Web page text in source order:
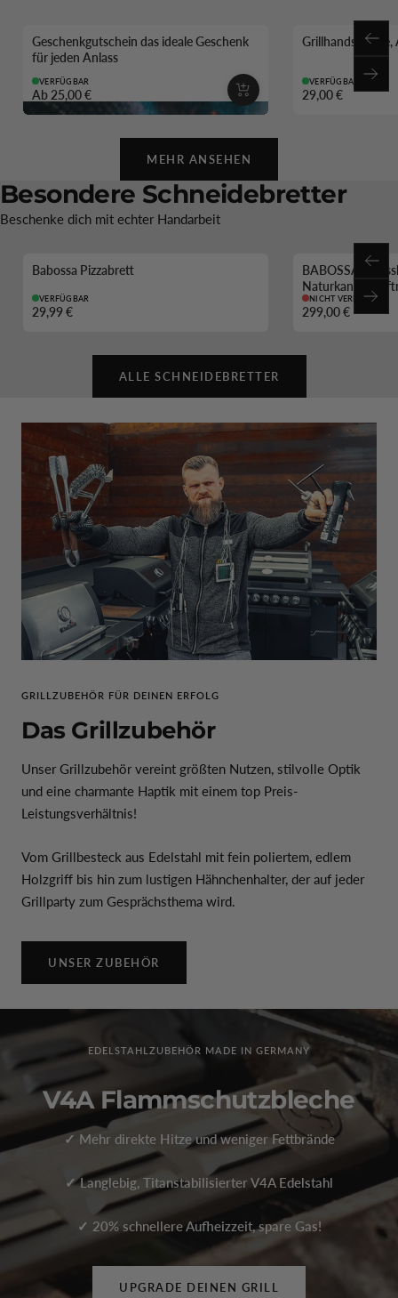
Geschenkgutschein das ideale Geschenk
für jeden Anlass
VERFÜGBAR
Ab 25,00 €
Grillhandschuhe,
VERFÜGBAR
29,00 €
MEHR ANSEHEN
Besondere Schneidebretter
Beschenke dich mit echter Handarbeit
Babossa Pizzabrett
VERFÜGBAR
29,99 €
AUSVERKAUFT
BABOSSA |
Naturkante |
NICHT VERFÜGBAR
299,00 €
ALLE SCHNEIDEBRETTER
GRILLZUBEHÖR FÜR DEINEN ERFOLG
Das Grillzubehör
Unser Grillzubehör vereint größten Nutzen, stilvolle Optik
und eine charmante Haptik mit einem top Preis-
Leistungsverhältnis!
Vom Grillbesteck aus Edelstahl mit fein poliertem, edlem
Holzgriff bis hin zum lustigen Hähnchenhalter, der auf jeder
Grillparty zum Gesprächsthema wird.
UNSER ZUBEHÖR
EDELSTAHLZUBEHÖR MADE IN GERMANY
V4A Flammschutzbleche
✓ Mehr direkte Hitze und weniger Fettbrände
✓ Langlebig, Titanstabilisierter V4A Edelstahl
✓ 20% schnellere Aufheizzeit, spare Gas!
UPGRADE DEINEN GRILL